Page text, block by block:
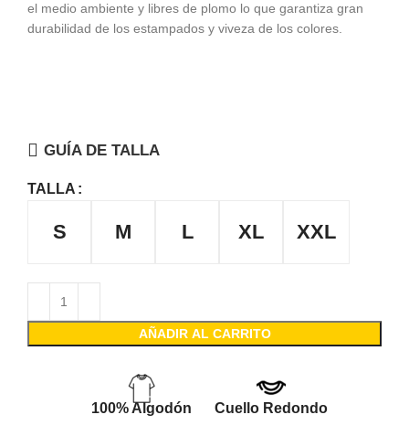
el medio ambiente y libres de plomo lo que garantiza gran
durabilidad de los estampados y viveza de los colores.
GUÍA DE TALLA
TALLA
S M L XL XXL
AÑADIR AL CARRITO
100% Algodón Cuello Redondo